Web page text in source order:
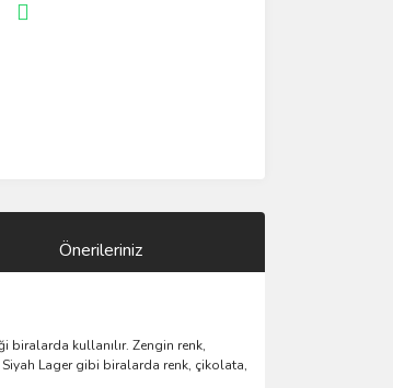
Önerileriniz
biralarda kullanılır. Zengin renk,
Siyah Lager gibi biralarda renk, çikolata,